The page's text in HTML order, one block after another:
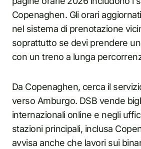
Copenaghen. Gli orari
nel sistema di prenotazione
soprattutto se devi prendere
con un treno a lunga
Da Copenaghen, cerca il
verso Amburgo. DSB vende
internazionali online e negli
stazioni principali, inclusa
avvisa anche che lavori sui